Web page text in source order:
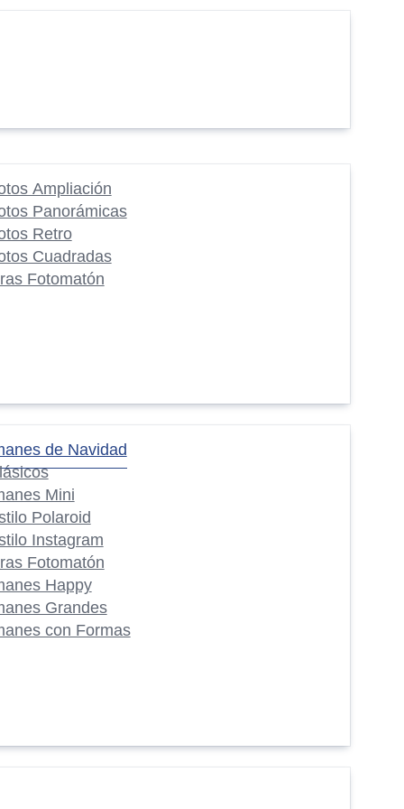
Ampliación
Panorámicas
Retro
Cuadradas
Fotomatón
de Navidad
Mini
Polaroid
Instagram
Fotomatón
Happy
Grandes
con Formas